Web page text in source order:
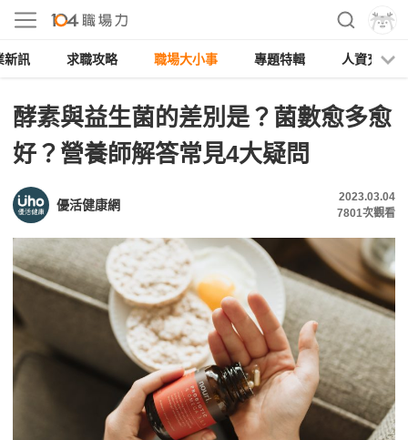
新訊 求職攻略 職場大小事 專題特輯 人資充電
酵素與益生菌的差別是？菌數愈多愈
好？營養師解答常見4大疑問
優活健康網
2023.03.04
7801次觀看